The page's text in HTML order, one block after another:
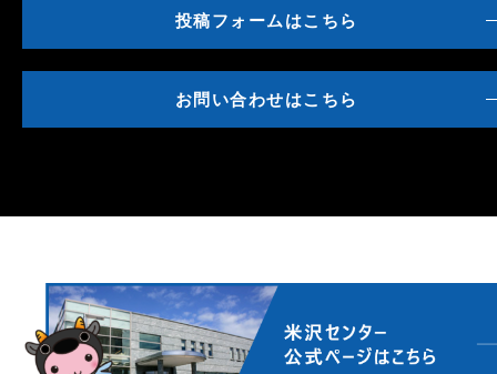
投稿フォームはこちら
お問い合わせはこちら